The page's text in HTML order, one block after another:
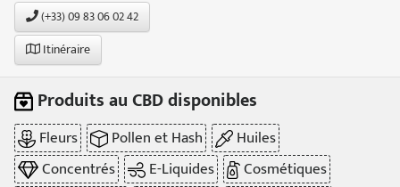
(+33) 09 83 06 02 42
Itinéraire
Produits au CBD disponibles
Fleurs Pollen et Hash
Huiles
Concentrés
E-Liquides
Cosmétiques